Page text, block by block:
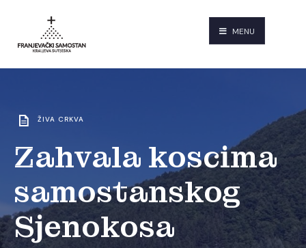
MENU
ŽIVA CRKVA
Zahvala koscima
samostanskog
Sjenokosa